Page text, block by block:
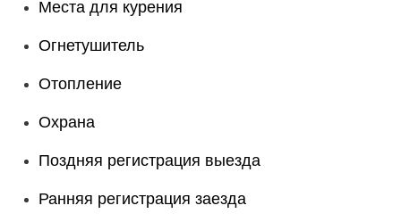
Места для курения
Огнетушитель
Отопление
Охрана
Поздняя регистрация выезда
Ранняя регистрация заезда